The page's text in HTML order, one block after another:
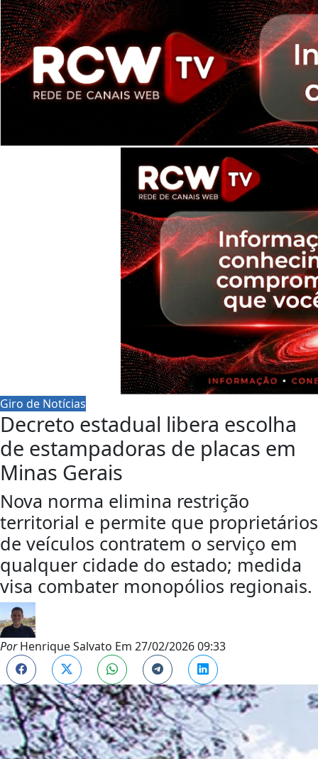
Giro de Notícias
Decreto estadual libera escolha
de estampadoras de placas em
Minas Gerais
Nova norma elimina restrição
territorial e permite que proprietários
de veículos contratem o serviço em
qualquer cidade do estado; medida
visa combater monopólios regionais.
PorHenrique Salvato Em 27/02/2026 09:33